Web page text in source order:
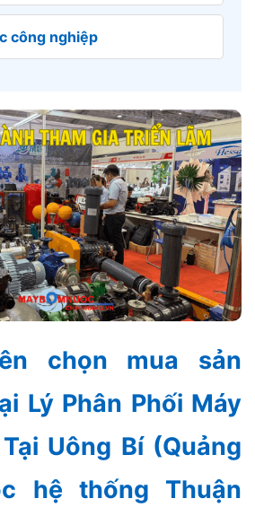
công nghiệp
chọn mua sản
Lý Phân Phối Máy
Uông Bí (Quảng
hệ thống Thuận